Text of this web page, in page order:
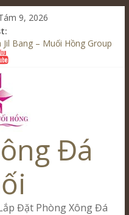
9, 2026
Bang – Muối Hồng Group
Mô Hình Spa – Muối
Đà Nẵng Muối Hồng
Kinh Doanh Chuẩn Sao –
Onsen & Jjim Jil Bang –
Đá
Đặt Phòng Xông Đá